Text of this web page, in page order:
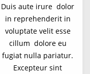
Duis aute irure dolor
in reprehenderit in
voluptate velit esse
cillum dolore eu
fugiat nulla pariatur.
Excepteur sint